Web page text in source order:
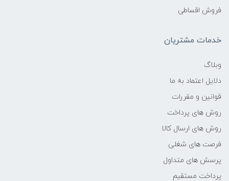
فروش اقساطی
خدمات مشتریان
وبلاگ
دلایل اعتماد به ما
قوانین و مقررات
روش های پرداخت
روش های ارسال کالا
فرصت های شغلی
پرسش های متداول
پرداخت مستقیم